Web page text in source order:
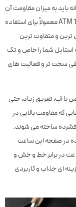
به میزان مقاومت آن
توجه کنید. به عنوان مثال ساعت هایی با درجه بالاتر از 10 ATM معمولاً برای استفاده
و متفاوت ترین
استایل شما را خاص و تک
سخت تر و فعالیت های
با آب، تعریق زیاد، حتی
که مقاومت بالایی در
فشرده ساخته می شوند.
در صفحه این ساعت
در برابر خط و خش و
ای جذاب و کاربردی